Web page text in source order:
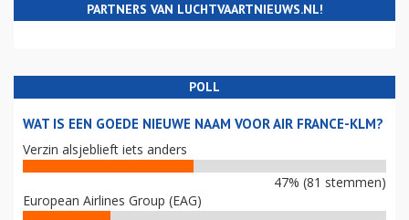
PARTNERS VAN LUCHTVAARTNIEUWS.NL!
POLL
WAT IS EEN GOEDE NIEUWE NAAM VOOR AIR FRANCE-KLM?
Verzin alsjeblieft iets anders
47% (81 stemmen)
European Airlines Group (EAG)